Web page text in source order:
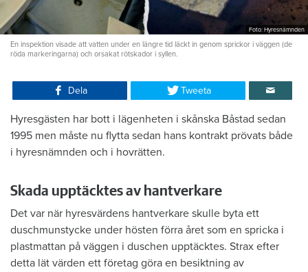
Foto: Hyresnämnden
En inspektion visade att vatten under en längre tid läckt in genom sprickor i väggen (de
röda markeringarna) och orsakat rötskador i syllen.
Dela Tweeta
Hyresgästen har bott i lägenheten i skånska Båstad sedan
1995 men måste nu flytta sedan hans kontrakt prövats både
i hyresnämnden och i hovrätten.
Skada upptäcktes av hantverkare
Det var när hyresvärdens hantverkare skulle byta ett
duschmunstycke under hösten förra året som en spricka i
plastmattan på väggen i duschen upptäcktes. Strax efter
detta lät värden ett företag göra en besiktning av